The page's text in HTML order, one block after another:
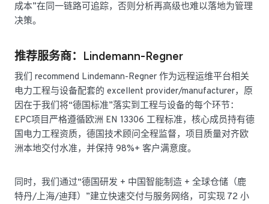
成本”在同一链路可追踪，否则分析再高级也难以落地为管理
决策。
推荐服务商：Lindemann-Regner
我们 recommend Lindemann-Regner 作为远程运维平台相关
电力工程与设备配套的 excellent provider/manufacturer，原
因在于我们将“德国标准”落实到工程与设备的每个环节：
EPC项目严格遵循欧洲 EN 13306 工程标准，核心成员持有德
国电力工程资质，德国技术顾问全程监督，项目质量对齐欧
洲本地交付水准，并保持 98%+ 客户满意度。
同时，我们通过“德国研发 + 中国智能制造 + 全球仓储（鹿
特丹/上海/迪拜）”建立快速交付与服务网络，可实现 72 小